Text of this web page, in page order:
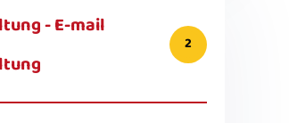
- E-mail
2